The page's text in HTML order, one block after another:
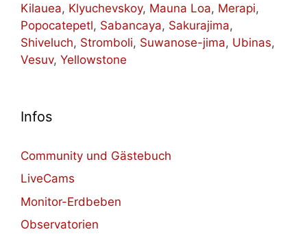
Kilauea, Klyuchevskoy, Mauna Loa, Merapi,
Popocatepetl, Sabancaya, Sakurajima,
Shiveluch, Stromboli, Suwanose-jima, Ubinas,
Vesuv, Yellowstone
Infos
Community und Gästebuch
LiveCams
Monitor-Erdbeben
Observatorien